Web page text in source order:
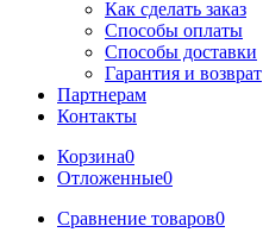
Как сделать заказ
Способы оплаты
Способы доставки
Гарантия и возврат
Партнерам
Контакты
Корзина0
Отложенные0
Сравнение товаров0